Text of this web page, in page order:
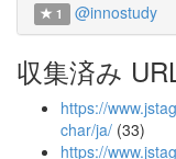
1 @innostudy
収集済み
https://
char/ja/ (33)
https://